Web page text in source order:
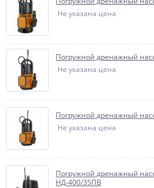
Не указана цена
Погружной дренажный
Не указана цена
Погружной дренажный
Не указана цена
Погружной дренажный
НД-400/35ПВ